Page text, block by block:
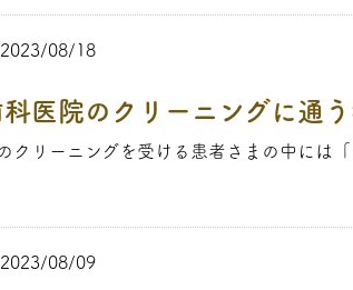
2023/08/18
科医院のクリーニングに通
クリーニングを受ける患者さまの中には
2023/08/09